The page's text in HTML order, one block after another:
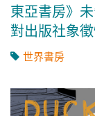
東亞書房》
對出版社象
世界書房